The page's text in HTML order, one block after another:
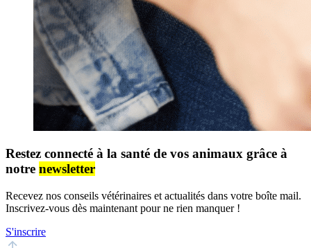
Restez connecté à la santé de vos animaux grâce à
notre newsletter
Recevez nos conseils vétérinaires et actualités dans votre boîte mail.
Inscrivez-vous dès maintenant pour ne rien manquer !
S'inscrire